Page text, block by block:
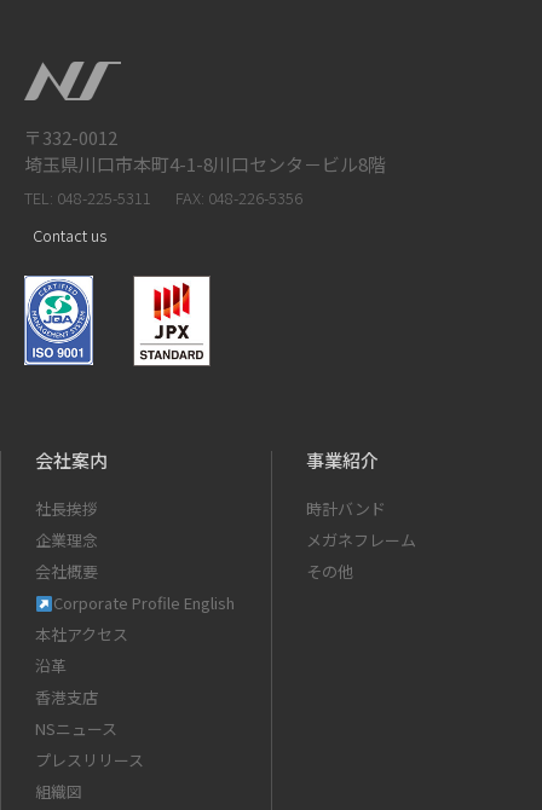
〒332-0012
埼玉県川口市本町4-1-8川口センタ－ビル8階
TEL: 048-225-5311
FAX: 048-226-5356
Contact us
会社案内
社長挨拶
企業理念
会社概要
Corporate Profile English
本社アクセス
沿革
香港支店
NSニュース
プレスリリース
組織図
事業紹介
時計バンド
メガネフレーム
その他